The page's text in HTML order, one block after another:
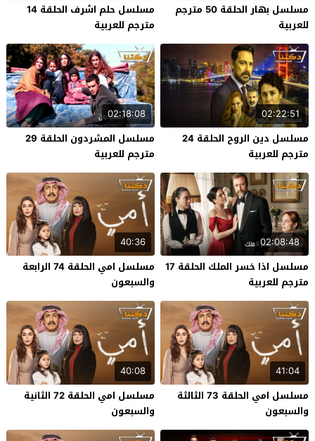
مسلسل بهار الحلقة 50 مترجم
للعربية
مسلسل حلم اشرف الحلقة 14
مترجم للعربية
02:22:51
مسلسل دين الروح الحلقة 24
مترجم للعربية
02:18:08
مسلسل المشردون الحلقة 29
مترجم للعربية
02:08:48
مسلسل اذا خسر الملك الحلقة 17
مترجم للعربية
40:36
مسلسل امي الحلقة 74 الرابعة
والسبعون
41:04
مسلسل امي الحلقة 73 الثالثة
والسبعون
40:08
مسلسل امي الحلقة 72 الثانية
والسبعون